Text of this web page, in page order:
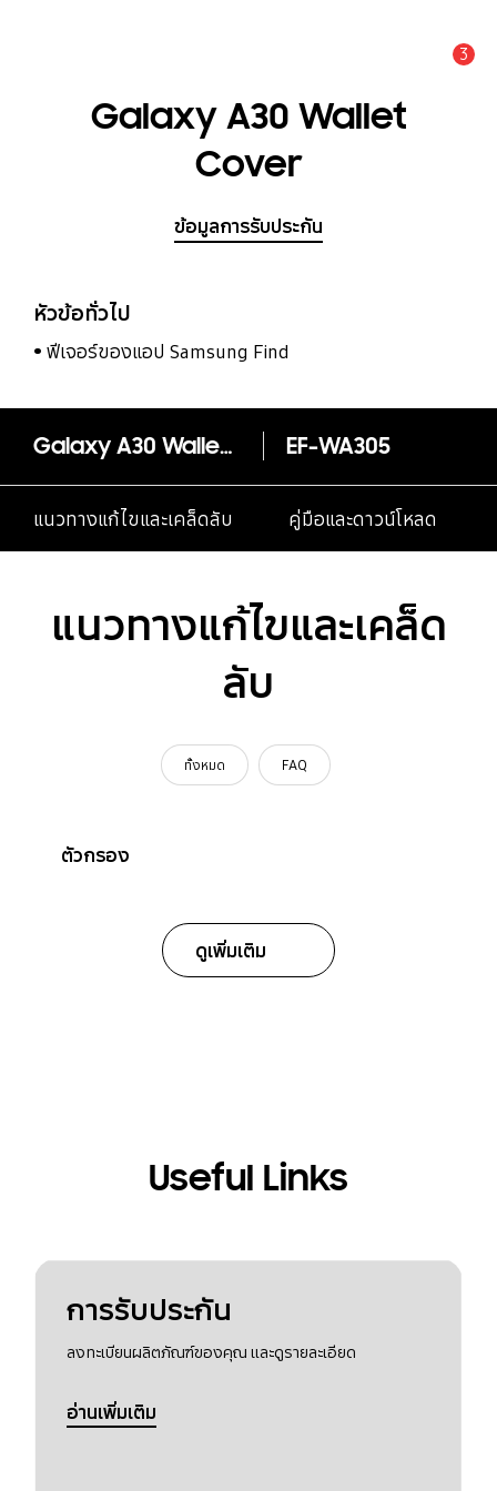
3
Galaxy A30 Wallet
Cover
ข้อมูลการรับประกัน
หัวข้อทั่วไป
ฟีเจอร์ของแอป Samsung Find
Galaxy A30 Wallet Cover EF-WA305
แนวทางแก้ไขและเคล็ดลับ คู่มือและดาวน์โหลด
แนวทางแก้ไขและเคล็ด
ลับ
ทั้งหมด FAQ
ตัวกรอง
ดูเพิ่มเติม
Useful Links
การรับประกัน
ลงทะเบียนผลิตภัณฑ์ของคุณ และดูรายละเอียด
อ่านเพิ่มเติม